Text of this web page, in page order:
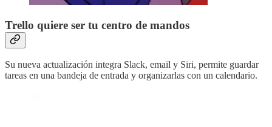
Trello quiere ser tu centro de mandos
Su nueva actualización integra Slack, email y Siri, permite guardar
tareas en una bandeja de entrada y organizarlas con un calendario.